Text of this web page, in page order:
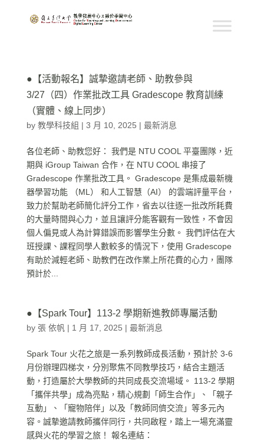
●【活動報名】誠摯邀請老師、助教參與
3/27（四）作業批改工具 Gradescope 教育訓練
（實體、線上同步）
by 教學科技組 | 3 月 10, 2025 | 最新消息
各位老師、助教您好： 我們是 NTU COOL 平臺團隊，近
期與 iGroup Taiwan 合作，在 NTU COOL 串接了
Gradescope 作業批改工具。 Gradescope 是集成最新機
器學習功能 （ML） 和人工智慧（AI） 的雲端評量平台，
致力於幫助老師簡化評分工作，省去以往逐一批改所耗費
的大量時間與心力，並且讓評分能客觀有一致性，不會因
個人偏見或人為計算錯誤而影響學生分數。 我們評估在大
班授課、課程同學人數較多的情況下，使用 Gradescope
有助於減輕老師、助教們在改作業上所花費的心力，團隊
預計於...
●【Spark Tour】113-2 學期新進教師專屬活動
by 張 依帆 | 1 月 17, 2025 | 最新消息
Spark Tour 火花之旅是一系列教師成長活動，預計於 3-6
月份辦理四梯次，分別聚焦不同教學技巧，結合主題活
動，打造屬於大學教師的共同成長交流場域。 113-2 學期
「攜伴共學」成為亮點，精心規劃「師生合作」、「親子
互動」、「寵物陪伴」以及「教師同儕交流」等多元內
容。誠摯邀請教師攜伴同行，共同啟程，踏上一場充滿靈
感與火花的學習之旅！ 報名連結：